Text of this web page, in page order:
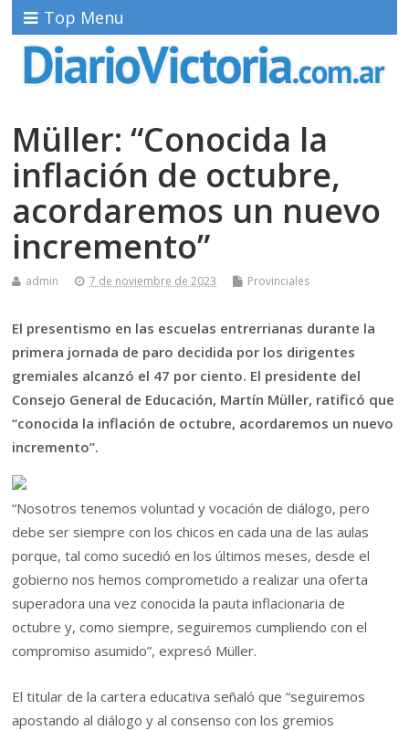
Top Menu
Müller: “Conocida la
inflación de octubre,
acordaremos un nuevo
incremento”
admin 7 de noviembre de 2023 Provinciales
El presentismo en las escuelas entrerrianas durante la
primera jornada de paro decidida por los dirigentes
gremiales alcanzó el 47 por ciento. El presidente del
Consejo General de Educación, Martín Müller, ratificó que
“conocida la inflación de octubre, acordaremos un nuevo
incremento”.
“Nosotros tenemos voluntad y vocación de diálogo, pero
debe ser siempre con los chicos en cada una de las aulas
porque, tal como sucedió en los últimos meses, desde el
gobierno nos hemos comprometido a realizar una oferta
superadora una vez conocida la pauta inflacionaria de
octubre y, como siempre, seguiremos cumpliendo con el
compromiso asumido”, expresó Müller.
El titular de la cartera educativa señaló que “seguiremos
apostando al diálogo y al consenso con los gremios